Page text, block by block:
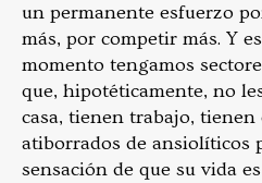
un permanente esfuerzo
más, por competir más. Y
momento tengamos
que, hipotéticamente, no
casa, tienen trabajo, tienen
atiborrados de ansiolíticos
sensación de que su vida